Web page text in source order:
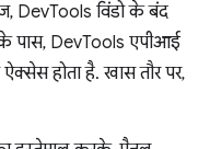
DevTools विंडो के बंद
पास, DevTools एपीआई
होता है. खास तौर पर,